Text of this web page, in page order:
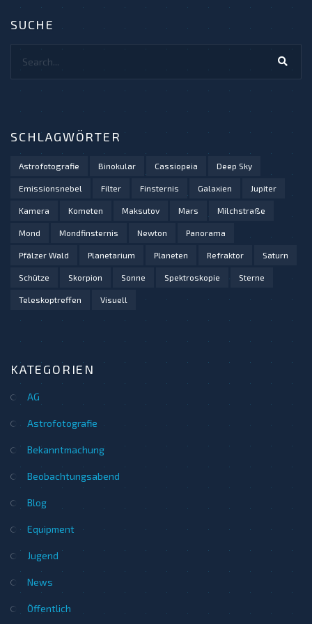
SUCHE
Search...
SCHLAGWÖRTER
Astrofotografie Binokular Cassiopeia Deep Sky
Emissionsnebel Filter Finsternis Galaxien Jupiter
Kamera Kometen Maksutov Mars Milchstraße
Mond Mondfinsternis Newton Panorama
Pfälzer Wald Planetarium Planeten Refraktor Saturn
Schütze Skorpion Sonne Spektroskopie Sterne
Teleskoptreffen Visuell
KATEGORIEN
AG
Astrofotografie
Bekanntmachung
Beobachtungsabend
Blog
Equipment
Jugend
News
Öffentlich